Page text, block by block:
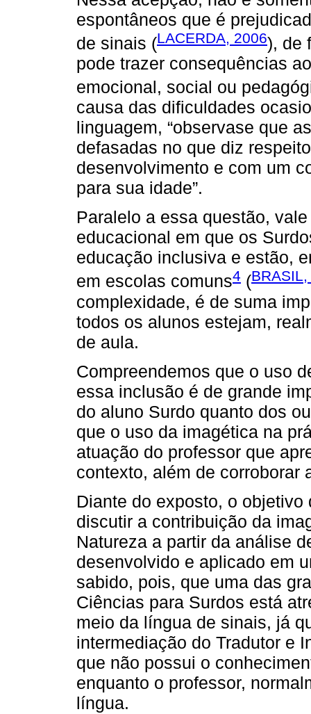
espontâneos que é
de sinais (LACERDA, 2006), de
pode trazer consequências
emocional, social ou
causa das dificuldades
linguagem, “observase que
defasadas no que diz
desenvolvimento e com um
para sua idade”.
Paralelo a essa questão,
educacional em que os
educação inclusiva e estão,
em escolas comuns4 (
complexidade, é de suma
todos os alunos estejam,
de aula.
Compreendemos que o uso
essa inclusão é de grande
do aluno Surdo quanto dos
que o uso da imagética na
atuação do professor que
contexto, além de corroborar
Diante do exposto, o
discutir a contribuição da
Natureza a partir da análise
desenvolvido e aplicado em
sabido, pois, que uma das
Ciências para Surdos está
meio da língua de sinais, já
intermediação do Tradutor e
que não possui o
enquanto o professor,
língua.